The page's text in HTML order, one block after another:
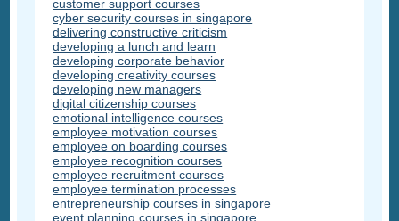
customer support courses
cyber security courses in singapore
delivering constructive criticism
developing a lunch and learn
developing corporate behavior
developing creativity courses
developing new managers
digital citizenship courses
emotional intelligence courses
employee motivation courses
employee on boarding courses
employee recognition courses
employee recruitment courses
employee termination processes
entrepreneurship courses in singapore
event planning courses in singapore